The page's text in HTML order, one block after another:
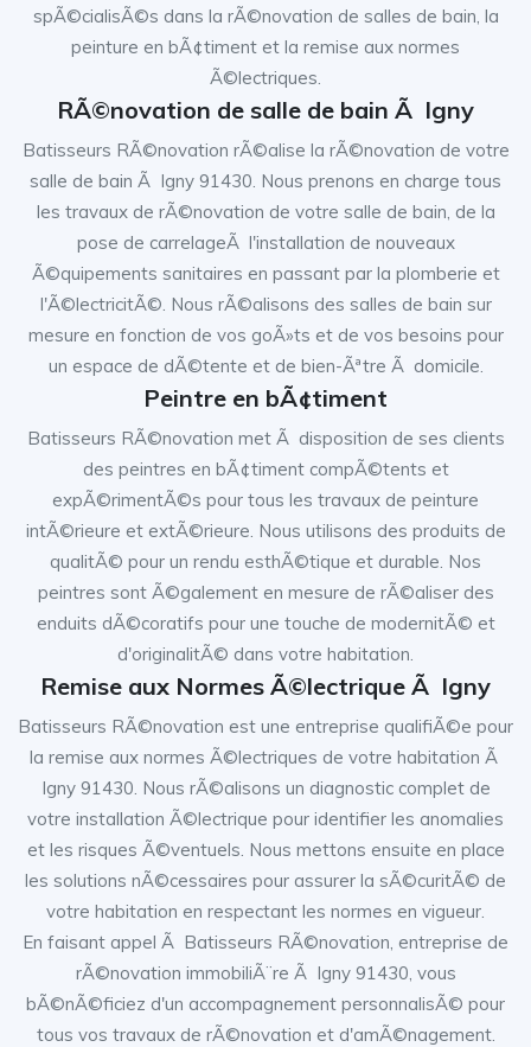
spÃ©cialisÃ©s dans la rÃ©novation de salles de bain, la
peinture en bÃ¢timent et la remise aux normes
Ã©lectriques.
RÃ©novation de salle de bain Ã Igny
Batisseurs RÃ©novation rÃ©alise la rÃ©novation de votre
salle de bain Ã Igny 91430. Nous prenons en charge tous
les travaux de rÃ©novation de votre salle de bain, de la
pose de carrelageÃ l'installation de nouveaux
Ã©quipements sanitaires en passant par la plomberie et
l'Ã©lectricitÃ©. Nous rÃ©alisons des salles de bain sur
mesure en fonction de vos goÃ»ts et de vos besoins pour
un espace de dÃ©tente et de bien-Ãªtre Ã domicile.
Peintre en bÃ¢timent
Batisseurs RÃ©novation met Ã disposition de ses clients
des peintres en bÃ¢timent compÃ©tents et
expÃ©rimentÃ©s pour tous les travaux de peinture
intÃ©rieure et extÃ©rieure. Nous utilisons des produits de
qualitÃ© pour un rendu esthÃ©tique et durable. Nos
peintres sont Ã©galement en mesure de rÃ©aliser des
enduits dÃ©coratifs pour une touche de modernitÃ© et
d'originalitÃ© dans votre habitation.
Remise aux Normes Ã©lectrique Ã Igny
Batisseurs RÃ©novation est une entreprise qualifiÃ©e pour
la remise aux normes Ã©lectriques de votre habitation Ã
Igny 91430. Nous rÃ©alisons un diagnostic complet de
votre installation Ã©lectrique pour identifier les anomalies
et les risques Ã©ventuels. Nous mettons ensuite en place
les solutions nÃ©cessaires pour assurer la sÃ©curitÃ© de
votre habitation en respectant les normes en vigueur.
En faisant appel Ã Batisseurs RÃ©novation, entreprise de
rÃ©novation immobiliÃ¨re Ã Igny 91430, vous
bÃ©nÃ©ficiez d'un accompagnement personnalisÃ© pour
tous vos travaux de rÃ©novation et d'amÃ©nagement.